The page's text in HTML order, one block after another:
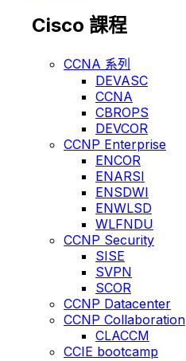
Cisco 課程
CCNA 系列
DEVASC
CCNA
CBROPS
DEVCOR
CCNP Enterprise
ENCOR
ENARSI
ENSDWI
ENWLSD
WLFNDU
CCNP Security
SISE
SVPN
SCOR
CCNP Datacenter
CCNP Collaboration
CLACCM
CCIE bootcamp